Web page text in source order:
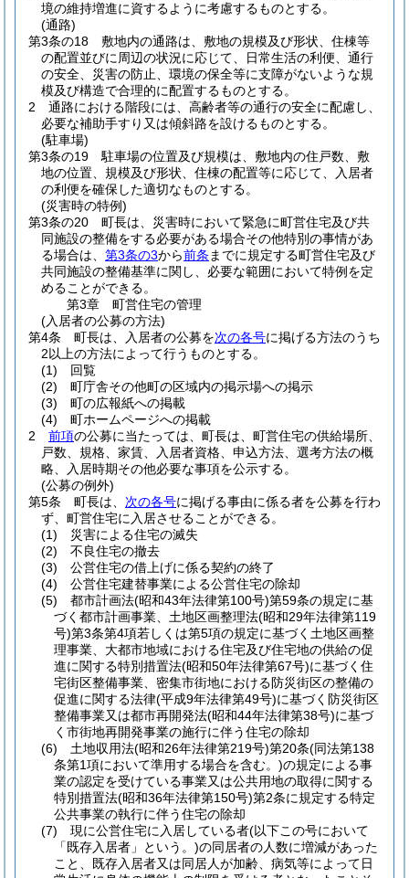
境の維持増進に資するように考慮するものとする。
(通路)
第3条の18
敷地内の通路は、敷地の規模及び形状、住棟等
の配置並びに周辺の状況に応じて、日常生活の利便、通行
の安全、災害の防止、環境の保全等に支障がないような規
模及び構造で合理的に配置するものとする。
2
通路における階段には、高齢者等の通行の安全に配慮し、
必要な補助手すり又は傾斜路を設けるものとする。
(駐車場)
第3条の19
駐車場の位置及び規模は、敷地内の住戸数、敷
地の位置、規模及び形状、住棟の配置等に応じて、入居者
の利便を確保した適切なものとする。
(災害時の特例)
第3条の20
町長は、災害時において緊急に町営住宅及び共
同施設の整備をする必要がある場合その他特別の事情があ
る場合は、 第3条の3から前条 までに規定する町営住宅及び
共同施設の整備基準に関し、必要な範囲において特例を定
めることができる。
第3章
町営住宅の管理
(入居者の公募の方法)
第4条
町長は、入居者の公募を次の各号に掲げる方法のうち
2以上の方法によって行うものとする。
(1)
回覧
(2)
町庁舎その他町の区域内の掲示場への掲示
(3)
町の広報紙への掲載
(4)
町ホームページへの掲載
2
前項の公募に当たっては、町長は、町営住宅の供給場所、
戸数、規格、家賃、入居者資格、申込方法、選考方法の概
略、入居時期その他必要な事項を公示する。
(公募の例外)
第5条
町長は、 次の各号に掲げる事由に係る者を公募を行わ
ず、町営住宅に入居させることができる。
(1)
災害による住宅の滅失
(2)
不良住宅の撤去
(3)
公営住宅の借上げに係る契約の終了
(4)
公営住宅建替事業による公営住宅の除却
(5)
都市計画法(昭和43年法律第100号)第59条の規定に基
づく都市計画事業、土地区画整理法(昭和29年法律第119
号)第3条第4項若しくは第5項の規定に基づく土地区画整
理事業、大都市地域における住宅及び住宅地の供給の促
進に関する特別措置法(昭和50年法律第67号)に基づく住
宅街区整備事業、密集市街地における防災街区の整備の
促進に関する法律(平成9年法律第49号)に基づく防災街区
整備事業又は都市再開発法(昭和44年法律第38号)に基づ
く市街地再開発事業の施行に伴う住宅の除却
(6)
土地収用法(昭和26年法律第219号)第20条(同法第138
条第1項において準用する場合を含む。)の規定による事
業の認定を受けている事業又は公共用地の取得に関する
特別措置法(昭和36年法律第150号)第2条に規定する特定
公共事業の執行に伴う住宅の除却
(7)
現に公営住宅に入居している者(以下この号において
「既存入居者」という。)の同居者の人数に増減があった
こと、既存入居者又は同居人が加齢、病気等によって日